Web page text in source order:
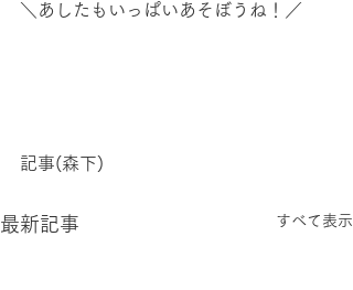
＼あしたもいっぱいあそぼうね！／
記事(森下)
最新記事 すべて表示